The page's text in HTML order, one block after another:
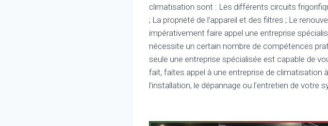
climatisation sont : Les différents circuits
; La propriété de l’appareil et des filtres ; Le
impérativement faire appel une entreprise
nécessite un certain nombre de compétences
seule une entreprise spécialisée est capable de
fait, faites appel à une entreprise de climatisation
l’installation, le dépannage ou l’entretien de votre